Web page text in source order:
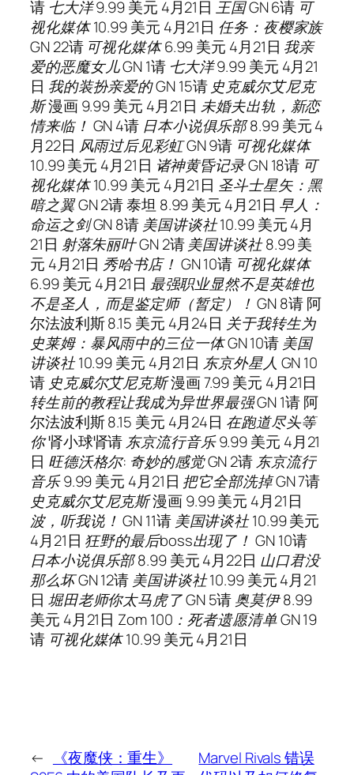
请 七大洋9.99 美元 4月21日王国GN 6请 可
视化媒体10.99 美元 4月21日 任务：夜樱家族
GN 22请 可视化媒体6.99 美元 4月21日 我亲
爱的恶魔女儿GN 1请 七大洋9.99 美元 4月21
日 我的装扮亲爱的GN 15请 史克威尔艾尼克
斯漫画 9.99 美元 4月21日未婚夫出轨，新恋
情来临！ GN 4请 日本小说俱乐部8.99 美元 4
月22日 风雨过后见彩虹GN 9请 可视化媒体
10.99 美元 4月21日 诸神黄昏记录GN 18请 可
视化媒体10.99 美元 4月21日 圣斗士星矢：黑
暗之翼GN 2请泰坦 8.99 美元 4月21日 早人：
命运之剑GN 8请 美国讲谈社10.99 美元 4月
21日 射落朱丽叶GN 2请 美国讲谈社8.99 美
元 4月21日 秀哈书店！ GN 10请 可视化媒体
6.99 美元 4月21日 最强职业显然不是英雄也
不是圣人，而是鉴定师（暂定）！ GN 8请阿
尔法波利斯 8.15 美元 4月24日 关于我转生为
史莱姆：暴风雨中的三位一体GN 10请 美国
讲谈社10.99 美元 4月21日东京外星人 GN 10
请 史克威尔艾尼克斯漫画 7.99 美元 4月21日
转生前的教程让我成为异世界最强GN 1请阿
尔法波利斯 8.15 美元 4月24日 在跑道尽头等
你肾小球肾请东京流行音乐9.99 美元 4月21
日 旺德沃格尔: 奇妙的感觉GN 2请东京流行
音乐9.99 美元 4月21日 把它全部洗掉GN 7请
史克威尔艾尼克斯漫画 9.99 美元 4月21日
波，听我说！ GN 11请 美国讲谈社10.99 美元
4月21日 狂野的最后boss出现了！ GN 10请
日本小说俱乐部8.99 美元 4月22日 山口君没
那么坏GN 12请 美国讲谈社10.99 美元 4月21
日 堀田老师你太马虎了GN 5请奥莫伊8.99
美元 4月21日 Zom 100：死者遗愿清单GN 19
请 可视化媒体10.99 美元 4月21日
←
《夜魔侠：重生》
Marvel Rivals 错误